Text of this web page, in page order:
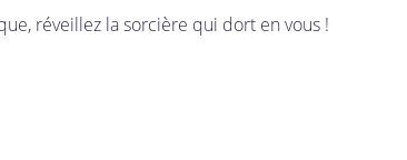
réveillez la sorcière qui dort en vous !